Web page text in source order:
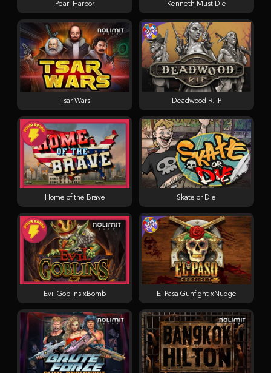
Tsar Wars
Home of the Brave Skate or Die
Deadwood R.I.P
Kenneth Must Die
El Pasa Gunfight xNudge
Evil Goblins xBomb
Pearl Harbor